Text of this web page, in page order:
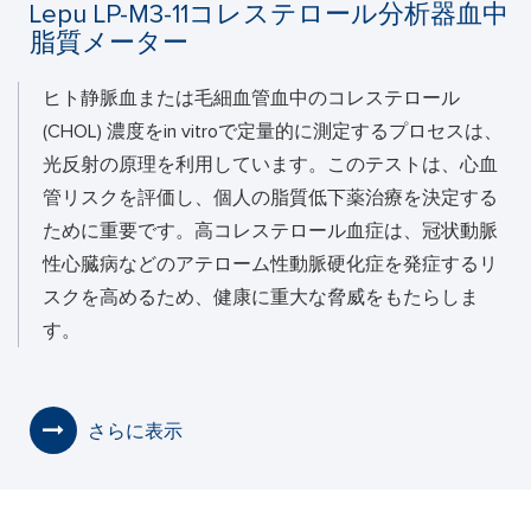
Lepu LP-M3-11コレステロール分析器血中
脂質メーター
ヒト静脈血または毛細血管血中のコレステロール
(CHOL) 濃度をin vitroで定量的に測定するプロセスは、
光反射の原理を利用しています。このテストは、心血
管リスクを評価し、個人の脂質低下薬治療を決定する
ために重要です。高コレステロール血症は、冠状動脈
性心臓病などのアテローム性動脈硬化症を発症するリ
スクを高めるため、健康に重大な脅威をもたらしま
す。
さらに表示